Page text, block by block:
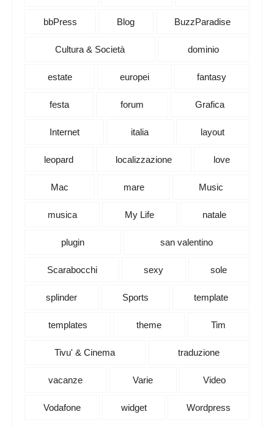
bbPress Blog BuzzParadise
Cultura & Società dominio
estate europei fantasy
festa forum Grafica
Internet italia layout
leopard localizzazione love
Mac mare Music
musica My Life natale
plugin san valentino
Scarabocchi sexy sole
splinder Sports template
templates theme Tim
Tivu' & Cinema traduzione
vacanze Varie Video
Vodafone widget Wordpress